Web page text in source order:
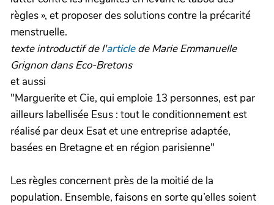
règles », et proposer des solutions contre la précarité
menstruelle.
texte introductif de l'articlede Marie Emmanuelle
Grignon dans Eco-Bretons
et aussi
"Marguerite et Cie, qui emploie 13 personnes, est par
ailleurs labellisée Esus : tout le conditionnement est
réalisé par deux Esat et une entreprise adaptée,
basées en Bretagne et en région parisienne"
Les règles concernent près de la moitié de la
population. Ensemble, faisons en sorte qu’elles soient